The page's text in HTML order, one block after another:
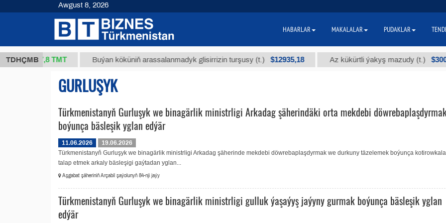
TDHÇMB
37,8 ТМТ Buýan köküniň arassalanmadyk glisirrizin turşusy (t.) $12935,18 Az kükürtli ýakyş mazudy (t.) $300
GURLUŞYK
Türkmenistanyň Gurluşyk we binagärlik ministrligi Arkadag şäherindäki orta mekdebi
boýunça bäsleşik yglan edýär
11.06.2026
19.06.2026
Türkmenistanyň Gurluşyk we binagärlik ministrligi Arkadag şäherinde mekdebi döwrebaplaşdyrmak we durkuny täzelemek boýunça
talap etmek arkaly bäsleşigi gaýtadan yglan...
Aşgabat şäheriniň Arçabil şaýolunyň 84-nji jaýy
Türkmenistanyň Gurluşyk we binagärlik ministrligi gulluk ýaşaýyş jaýyny gurmak boýunça bäsleşik yglan
edýär
Awgust 8, 2026
HABARLAR MAKALALAR PUDAKLAR